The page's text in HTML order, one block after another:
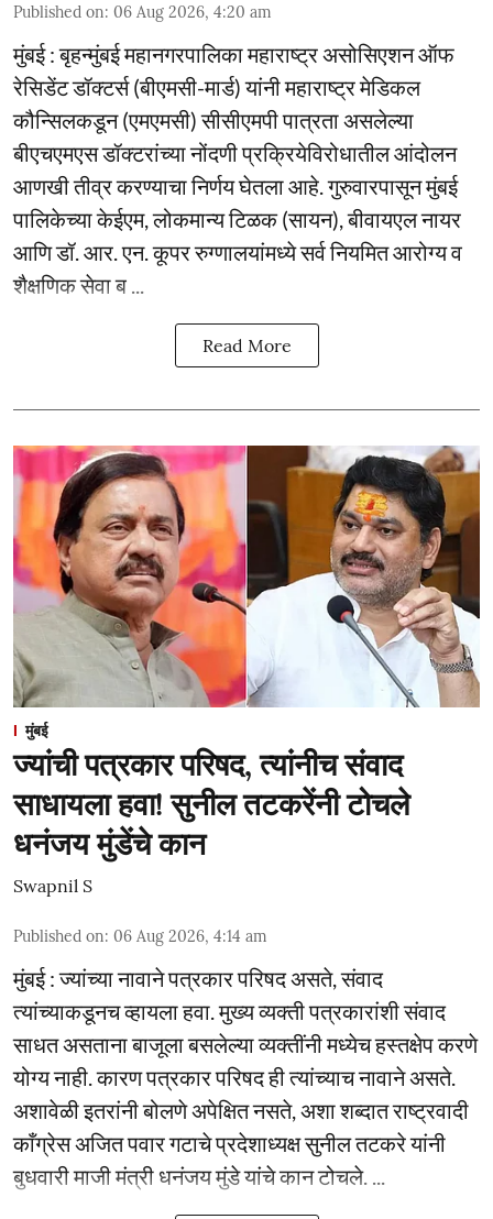
Published on: 06 Aug 2026, 4:20 am
मुंबई : बृहन्मुंबई महानगरपालिका महाराष्ट्र असोसिएशन ऑफ
रेसिडेंट डॉक्टर्स (बीएमसी-मार्ड) यांनी महाराष्ट्र मेडिकल
कौन्सिलकडून (एमएमसी) सीसीएमपी पात्रता असलेल्या
बीएचएमएस डॉक्टरांच्या नोंदणी प्रक्रियेविरोधातील आंदोलन
आणखी तीव्र करण्याचा निर्णय घेतला आहे. गुरुवारपासून मुंबई
पालिकेच्या केईएम, लोकमान्य टिळक (सायन), बीवायएल नायर
आणि डॉ. आर. एन. कूपर रुग्णालयांमध्ये सर्व नियमित आरोग्य व
शैक्षणिक सेवा ब ...
Read More
मुंबई
ज्यांची पत्रकार परिषद, त्यांनीच संवाद
साधायला हवा! सुनील तटकरेंनी टोचले
धनंजय मुंडेंचे कान
Swapnil S
Published on: 06 Aug 2026, 4:14 am
मुंबई : ज्यांच्या नावाने पत्रकार परिषद असते, संवाद
त्यांच्याकडूनच व्हायला हवा. मुख्य व्यक्ती पत्रकारांशी संवाद
साधत असताना बाजूला बसलेल्या व्यक्तींनी मध्येच हस्तक्षेप करणे
योग्य नाही. कारण पत्रकार परिषद ही त्यांच्याच नावाने असते.
अशावेळी इतरांनी बोलणे अपेक्षित नसते, अशा शब्दात राष्ट्रवादी
काँग्रेस अजित पवार गटाचे प्रदेशाध्यक्ष सुनील तटकरे यांनी
बुधवारी माजी मंत्री धनंजय मुंडे यांचे कान टोचले. ...